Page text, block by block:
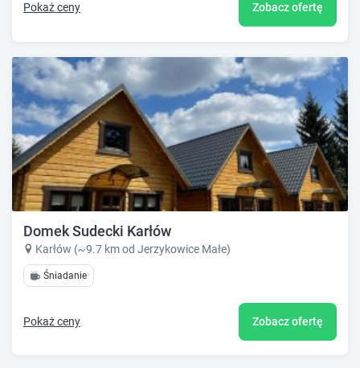
Pokaż ceny Zobacz ofertę
Domek Sudecki Karłów
Karłów (~9.7 km od Jerzykowice Małe)
Śniadanie
Pokaż ceny Zobacz ofertę